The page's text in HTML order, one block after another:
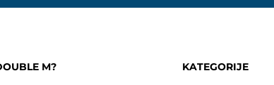
M?
KATEGORIJE